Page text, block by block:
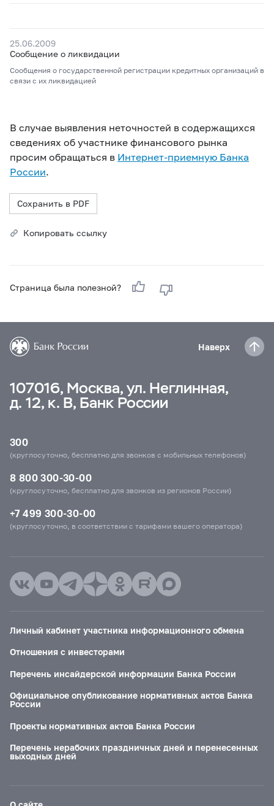
25.06.2009
Сообщение о ликвидации
Сообщения о государственной регистрации кредитных организаций в
связи с их ликвидацией
В случае выявления неточностей в содержащихся
сведениях об участнике финансового рынка
просим обращаться в Интернет-приемную Банка
России.
Сохранить в PDF
Копировать ссылку
Страница была полезной?
Наверх
107016, Москва, ул. Неглинная,
д. 12, к. В, Банк России
300
(круглосуточно, бесплатно для звонков с мобильных телефонов)
8 800 300-30-00
(круглосуточно, бесплатно для звонков из регионов России)
+7 499 300-30-00
(круглосуточно, в соответствии с тарифами вашего оператора)
Личный кабинет участника информационного обмена
Отношения с инвесторами
Перечень инсайдерской информации Банка России
Официальное опубликование нормативных актов Банка
России
Проекты нормативных актов Банка России
Перечень нерабочих праздничных дней и перенесенных
выходных дней